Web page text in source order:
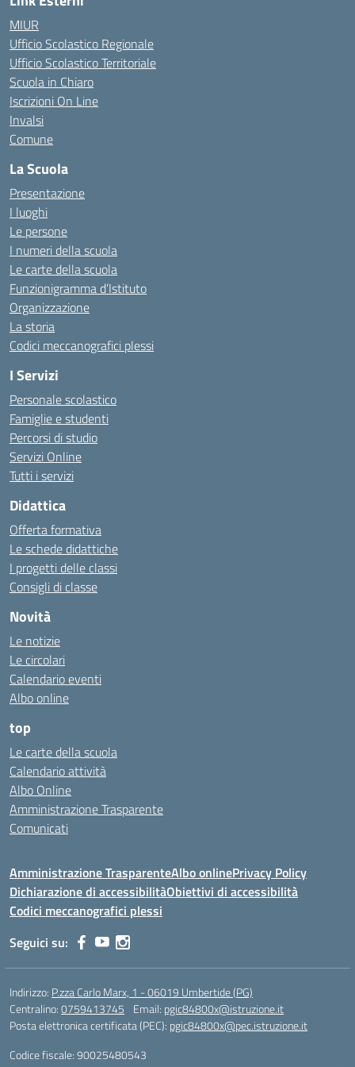
MIUR
Ufficio Scolastico Regionale
Ufficio Scolastico Territoriale
Scuola in Chiaro
Iscrizioni On Line
Invalsi
Comune
La Scuola
Presentazione
I luoghi
Le persone
I numeri della scuola
Le carte della scuola
Funzionigramma d’Istituto
Organizzazione
La storia
Codici meccanografici plessi
I Servizi
Personale scolastico
Famiglie e studenti
Percorsi di studio
Servizi Online
Tutti i servizi
Didattica
Offerta formativa
Le schede didattiche
I progetti delle classi
Consigli di classe
Novità
Le notizie
Le circolari
Calendario eventi
Albo online
top
Le carte della scuola
Calendario attività
Albo Online
Amministrazione Trasparente
Comunicati
Amministrazione TrasparenteAlbo onlinePrivacy Policy
Dichiarazione di accessibilitàObiettivi di accessibilità
Codici meccanografici plessi
Seguici su:
Indirizzo: P.zza Carlo Marx, 1 - 06019 Umbertide (PG)
Centralino:0759413745 Email: pgic84800x@istruzione.it
Posta elettronica certificata (PEC): pgic84800x@pec.istruzione.it
Codice fiscale: 90025480543